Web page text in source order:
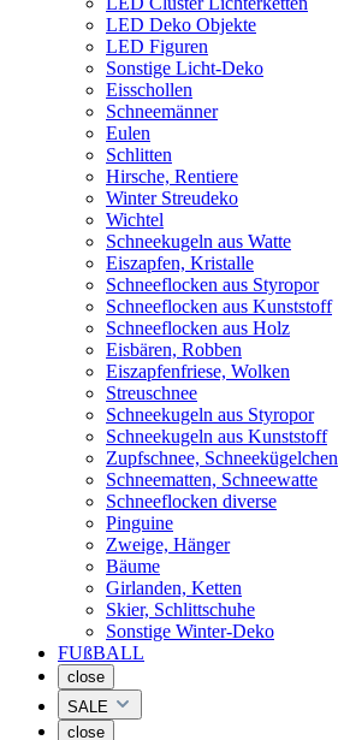
LED Deko Objekte
LED Figuren
Sonstige Licht-Deko
Eisschollen
Schneemänner
Eulen
Schlitten
Hirsche, Rentiere
Winter Streudeko
Wichtel
Schneekugeln aus Watte
Eiszapfen, Kristalle
Schneeflocken aus Styropor
Schneeflocken aus Kunststoff
Schneeflocken aus Holz
Eisbären, Robben
Eiszapfenfriese, Wolken
Streuschnee
Schneekugeln aus Styropor
Schneekugeln aus Kunststoff
Zupfschnee, Schneekügelchen
Schneematten, Schneewatte
Schneeflocken diverse
Pinguine
Zweige, Hänger
Bäume
Girlanden, Ketten
Skier, Schlittschuhe
Sonstige Winter-Deko
FUßBALL
close
SALE
close